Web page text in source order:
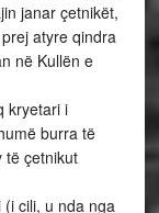
janar çetnikët,
atyre qindra
në Kullën e
kryetari i
burra të
të çetnikut
cili, u nda nga